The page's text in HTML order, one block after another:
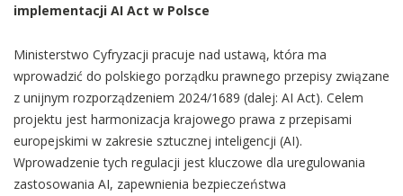
implementacji AI Act w Polsce
Ministerstwo Cyfryzacji pracuje nad ustawą, która ma
wprowadzić do polskiego porządku prawnego przepisy związane
z unijnym rozporządzeniem 2024/1689 (dalej: AI Act). Celem
projektu jest harmonizacja krajowego prawa z przepisami
europejskimi w zakresie sztucznej inteligencji (AI).
Wprowadzenie tych regulacji jest kluczowe dla uregulowania
zastosowania AI, zapewnienia bezpieczeństwa